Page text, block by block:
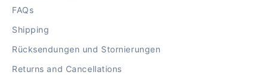
FAQs
Shipping
Rücksendungen und Stornierungen
Returns and Cancellations